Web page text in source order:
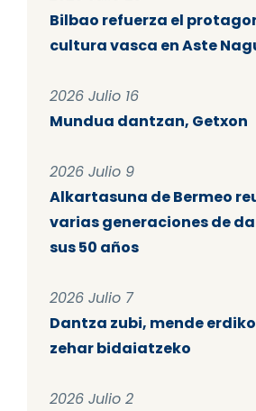
Bilbao refuerza el
cultura vasca en Aste
2026 Julio 16
Mundua dantzan, Getxon
2026 Julio 9
Alkartasuna de Bermeo
varias generaciones de
sus 50 años
2026 Julio 7
Dantza zubi, mende
zehar bidaiatzeko
2026 Julio 2